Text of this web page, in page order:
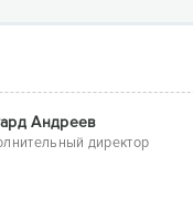
Андреев
директор